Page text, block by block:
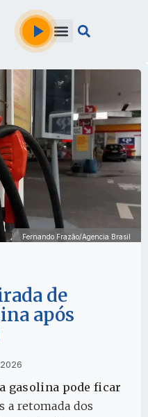
Fernando Frazão/Agencia Brasil
de
após
gasolina pode ficar
a retomada dos